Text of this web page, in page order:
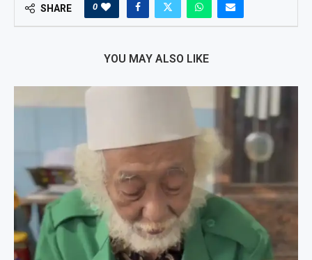
SHARE 0
YOU MAY ALSO LIKE